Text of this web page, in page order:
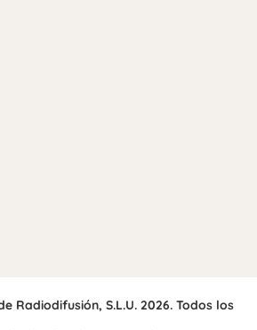
Radiodifusión, S.L.U. 2026. Todos los